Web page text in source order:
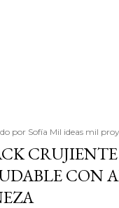
por Sofía Mil ideas mil
CON